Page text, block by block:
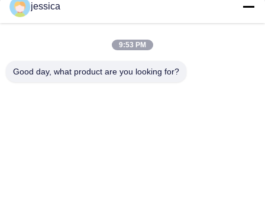
700T अनुकूलित प्रकार
एल्यूमीनियम एक्सट्रूज़न मशीन
jessica
9:53 PM
Good day, what product are you looking for?